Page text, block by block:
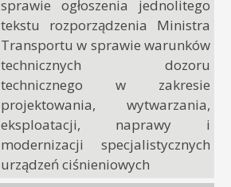
sprawie ogłoszenia jednolitego
tekstu rozporządzenia Ministra
Transportu w sprawie warunków
technicznych dozoru
technicznego w zakresie
projektowania, wytwarzania,
eksploatacji, naprawy i
modernizacji specjalistycznych
urządzeń ciśnieniowych